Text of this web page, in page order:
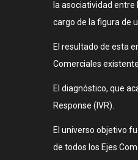
la asociatividad
cargo de la figura de
El resultado de esta
Comerciales
El diagnóstico, que
Response (IVR).
El universo objetivo
de todos los Ejes